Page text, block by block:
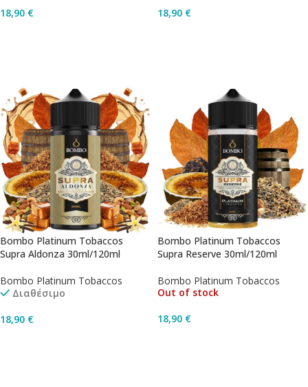
18,90 €
18,90 €
Bombo Platinum Tobaccos
Supra Aldonza 30ml/120ml
Bombo Platinum Tobaccos
Διαθέσιμο
18,90 €
Bombo Platinum Tobaccos
Supra Reserve 30ml/120ml
Bombo Platinum Tobaccos
Out of stock
18,90 €